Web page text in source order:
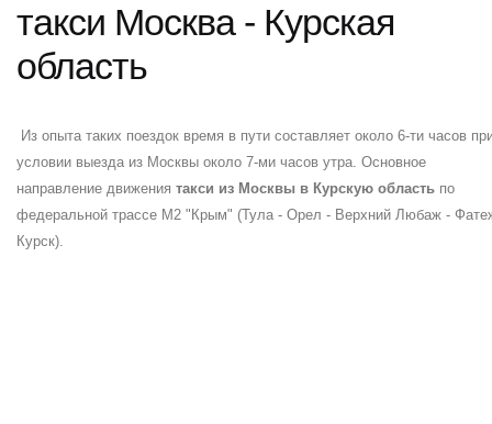
такси Москва - Курская
область
Из опыта таких поездок время в пути составляет около 6-ти часов
условии выезда из Москвы около 7-ми часов утра. Основное
направление движения такси из Москвы в Курскую область по
федеральной трассе М2 "Крым" (Тула - Орел - Верхний Любаж -
Курск).